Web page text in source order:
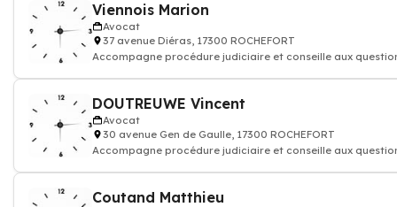
Viennois Marion
Avocat
37 avenue Diéras, 17300 ROCHEFORT
Accompagne procédure judiciaire et conseille aux
DOUTREUWE Vincent
Avocat
30 avenue Gen de Gaulle, 17300 ROCHEFORT
Accompagne procédure judiciaire et conseille aux
Coutand Matthieu